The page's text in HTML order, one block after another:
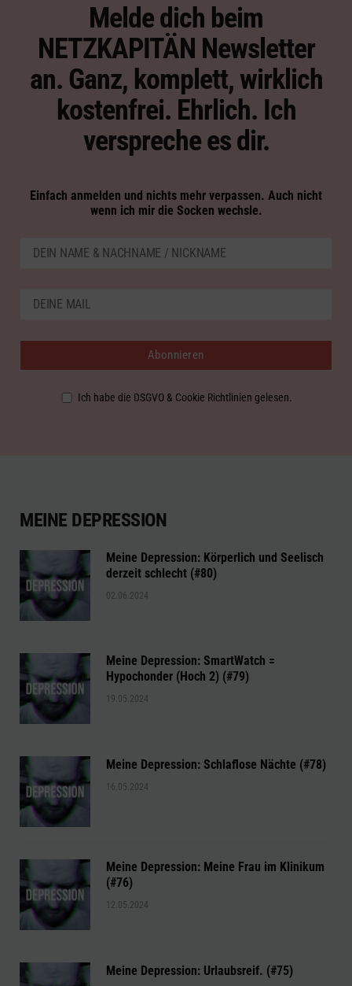
Melde dich beim
NETZKAPITÄN Newsletter
an. Ganz, komplett, wirklich
kostenfrei. Ehrlich. Ich
verspreche es dir.
Einfach anmelden und nichts mehr verpassen. Auch nicht
wenn ich mir die Socken wechsle.
Ich habe die DSGVO & Cookie Richtlinien gelesen.
MEINE DEPRESSION
Meine Depression: Körperlich und Seelisch
derzeit schlecht (#80)
02.06.2024
Meine Depression: SmartWatch =
Hypochonder (Hoch 2) (#79)
19.05.2024
Meine Depression: Schlaflose Nächte (#78)
16.05.2024
Meine Depression: Meine Frau im Klinikum
(#76)
12.05.2024
Meine Depression: Urlaubsreif. (#75)